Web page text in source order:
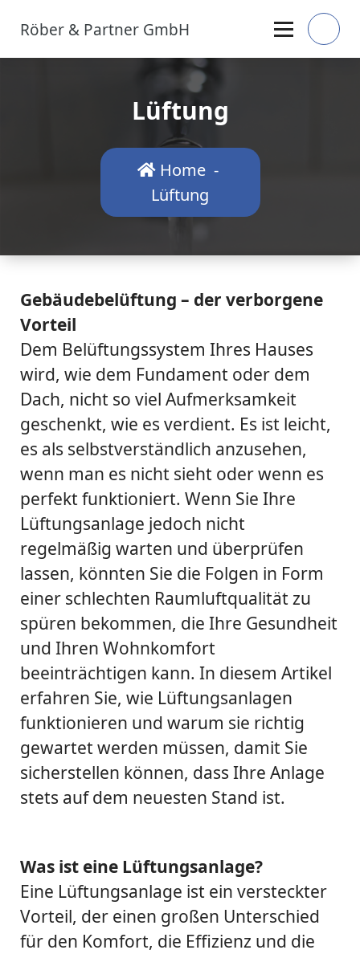
content
Röber & Partner GmbH
Lüftung
Home -
Lüftung
Gebäudebelüftung – der verborgene
Vorteil
Dem Belüftungssystem Ihres Hauses
wird, wie dem Fundament oder dem
Dach, nicht so viel Aufmerksamkeit
geschenkt, wie es verdient. Es ist leicht,
es als selbstverständlich anzusehen,
wenn man es nicht sieht oder wenn es
perfekt funktioniert. Wenn Sie Ihre
Lüftungsanlage jedoch nicht
regelmäßig warten und überprüfen
lassen, könnten Sie die Folgen in Form
einer schlechten Raumluftqualität zu
spüren bekommen, die Ihre Gesundheit
und Ihren Wohnkomfort
beeinträchtigen kann. In diesem Artikel
erfahren Sie, wie Lüftungsanlagen
funktionieren und warum sie richtig
gewartet werden müssen, damit Sie
sicherstellen können, dass Ihre Anlage
stets auf dem neuesten Stand ist.
Was ist eine Lüftungsanlage?
Eine Lüftungsanlage ist ein versteckter
Vorteil, der einen großen Unterschied
für den Komfort, die Effizienz und die